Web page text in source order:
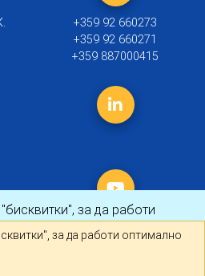
за да работи
повечеза да работи оптимално
+359 92 660273
+359 92 660271
+359 887000415
за личните данни